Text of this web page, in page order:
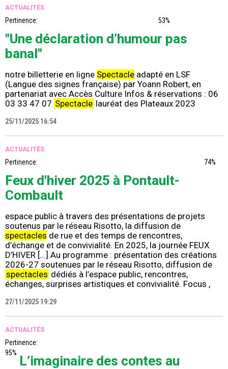
ACTUALITÉS
Pertinence: 53%
"Une déclaration d’humour pas
banal"
notre billetterie en ligne Spectacle adapté en LSF
(Langue des signes française) par Yoann Robert, en
partenariat avec Accès Culture Infos & réservations : 06
03 33 47 07 Spectacle lauréat des Plateaux 2023
25/11/2025 16:54
ACTUALITÉS
Pertinence: 74%
Feux d'hiver 2025 à Pontault-
Combault
espace public à travers des présentations de projets
soutenus par le réseau Risotto, la diffusion de
spectacles de rue et des temps de rencontres,
d’échange et de convivialité. En 2025, la journée FEUX
D’HIVER [...] Au programme : présentation des créations
2026-27 soutenues par le réseau Risotto, diffusion de
spectacles dédiés à l’espace public, rencontres,
échanges, surprises artistiques et convivialité. Focus ,
27/11/2025 19:29
ACTUALITÉS
Pertinence:
95%
L’imaginaire des contes au